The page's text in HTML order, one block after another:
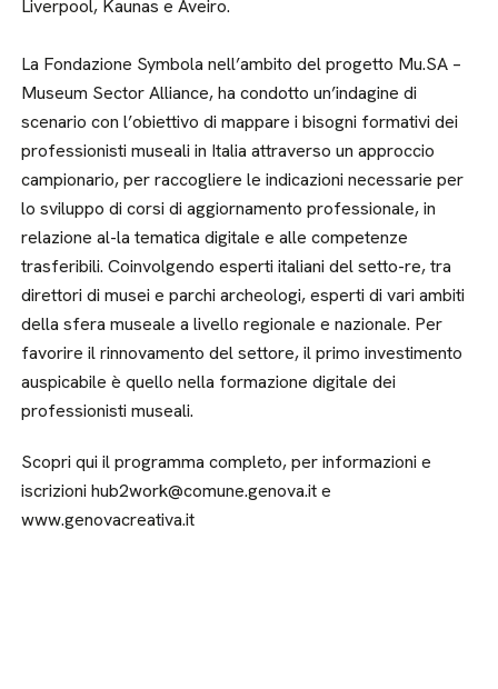
Liverpool, Kaunas e Aveiro.
La Fondazione Symbola nell’ambito del progetto Mu.SA –
Museum Sector Alliance, ha condotto un’indagine di
scenario con l’obiettivo di mappare i bisogni formativi dei
professionisti museali in Italia attraverso un approccio
campionario, per raccogliere le indicazioni necessarie per
lo sviluppo di corsi di aggiornamento professionale, in
relazione al-la tematica digitale e alle competenze
trasferibili. Coinvolgendo esperti italiani del setto-re, tra
direttori di musei e parchi archeologi, esperti di vari ambiti
della sfera museale a livello regionale e nazionale. Per
favorire il rinnovamento del settore, il primo investimento
auspicabile è quello nella formazione digitale dei
professionisti museali.
Scopri qui il programma completo, per informazioni e
iscrizioni hub2work@comune.genova.it e
www.genovacreativa.it